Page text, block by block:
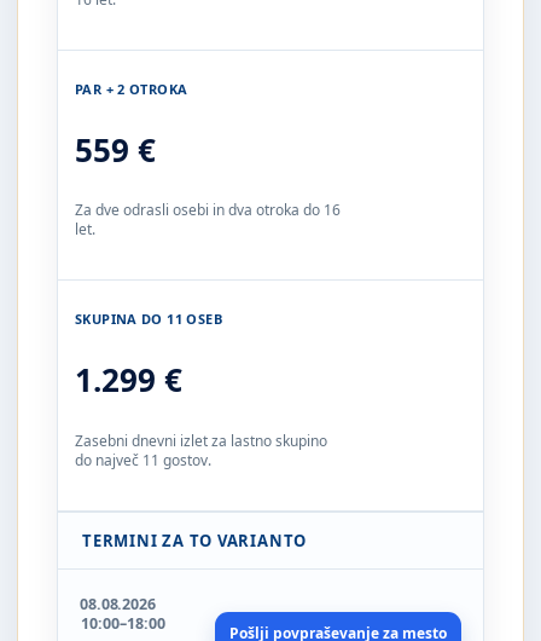
PAR + 2 OTROKA
559 €
Za dve odrasli osebi in dva otroka do 16
let.
SKUPINA DO 11 OSEB
1.299 €
Zasebni dnevni izlet za lastno skupino
do največ 11 gostov.
TERMINI ZA TO VARIANTO
08.08.2026
10:00–18:00
Pošlji povpraševanje za mesto